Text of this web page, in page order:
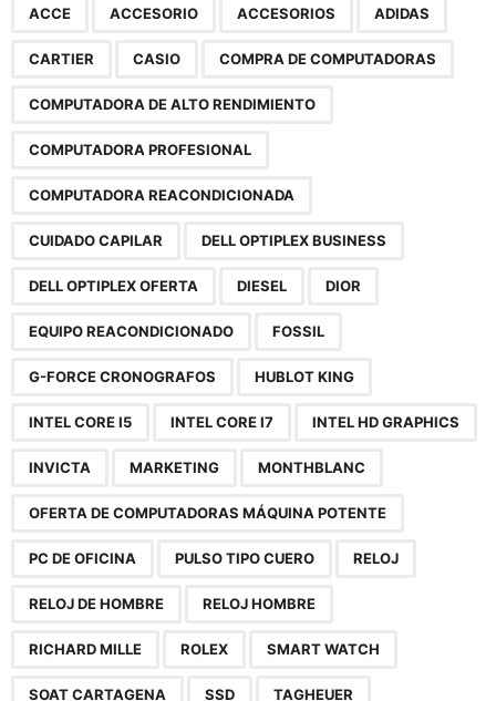
ACCE ACCESORIO ACCESORIOS ADIDAS
CARTIER CASIO COMPRA DE COMPUTADORAS
COMPUTADORA DE ALTO RENDIMIENTO
COMPUTADORA PROFESIONAL
COMPUTADORA REACONDICIONADA
CUIDADO CAPILAR DELL OPTIPLEX BUSINESS
DELL OPTIPLEX OFERTA DIESEL DIOR
EQUIPO REACONDICIONADO FOSSIL
G-FORCE CRONOGRAFOS HUBLOT KING
INTEL CORE I5 INTEL CORE I7 INTEL HD GRAPHICS
INVICTA MARKETING MONTHBLANC
OFERTA DE COMPUTADORAS MÁQUINA POTENTE
PC DE OFICINA PULSO TIPO CUERO RELOJ
RELOJ DE HOMBRE RELOJ HOMBRE
RICHARD MILLE ROLEX SMART WATCH
SOAT CARTAGENA SSD TAGHEUER